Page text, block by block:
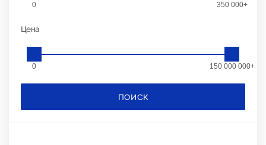
0 350 000+
Цена
0 150 000 000+
ПОИСК